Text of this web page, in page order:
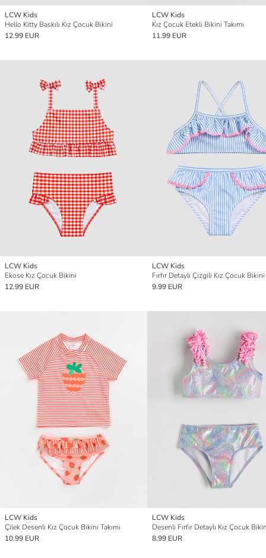
LCW Kids
Hello Kitty Baskılı Kız Çocuk Bikini
12.99 EUR
LCW Kids
Kız Çocuk Etekli Bikini Takımı
11.99 EUR
LCW Kids
Ekose Kız Çocuk Bikini
12.99 EUR
LCW Kids
Fırfır Detaylı Çizgili Kız Çocuk Bikini
9.99 EUR
LCW Kids
Çilek Desenli Kız Çocuk Bikini Takımı
10.99 EUR
LCW Kids
Desenli Fırfır Detaylı Kız Çocuk
8.99 EUR